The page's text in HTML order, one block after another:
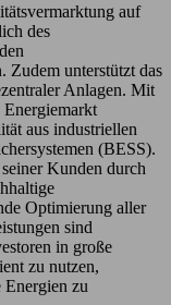
auf
des
Zudem unterstützt das
Anlagen. Mit
Energiemarkt
aus industriellen
(BESS).
Kunden durch
Optimierung aller
sind
in große
zu nutzen,
Energien zu